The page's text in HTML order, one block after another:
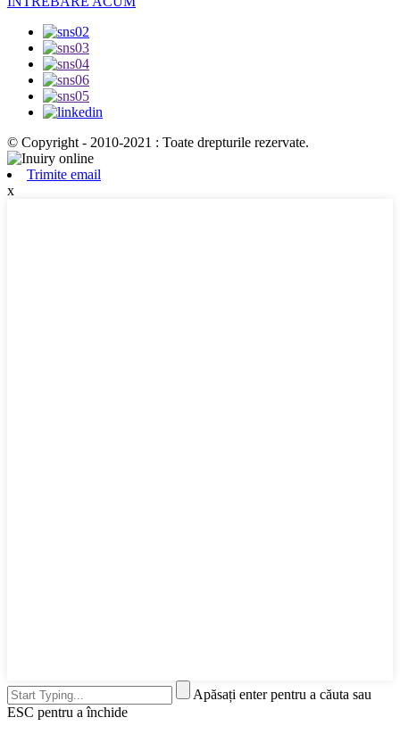
© Copyright - 2010-2021 : Toate drepturile rezervate.
Trimite email
x
Apăsați enter pentru a căuta sau
ESC pentru a închide